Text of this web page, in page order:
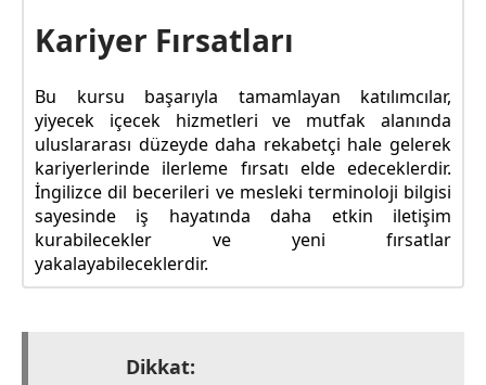
Kariyer Fırsatları
Bu kursu başarıyla tamamlayan katılımcılar,
yiyecek içecek hizmetleri ve mutfak alanında
uluslararası düzeyde daha rekabetçi hale gelerek
kariyerlerinde ilerleme fırsatı elde edeceklerdir.
İngilizce dil becerileri ve mesleki terminoloji bilgisi
sayesinde iş hayatında daha etkin iletişim
kurabilecekler ve yeni fırsatlar
yakalayabileceklerdir.
Dikkat: